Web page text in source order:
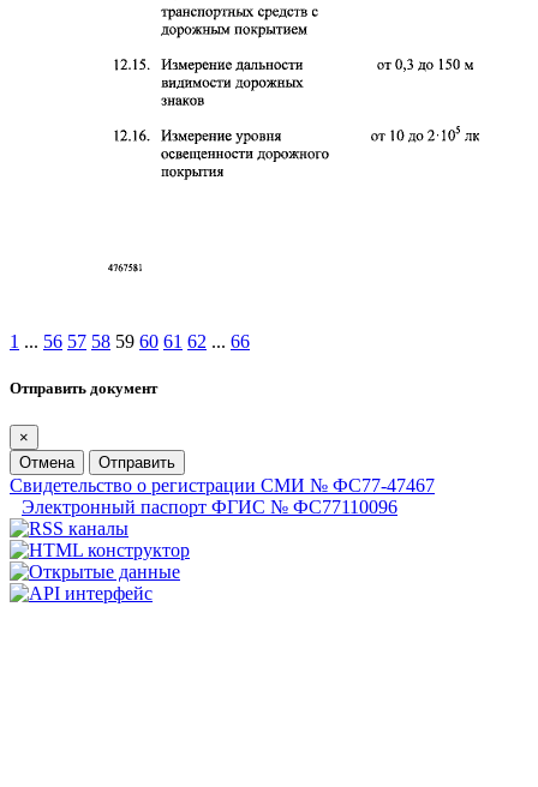
1 ... 56 57 58 59 60 61 62 ... 66
Отправить документ
×
Отмена
Отправить
Свидетельство о регистрации СМИ № ФС77-47467
Электронный паспорт ФГИС № ФС77110096